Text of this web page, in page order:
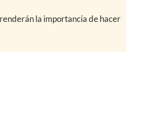
la importancia de hacer